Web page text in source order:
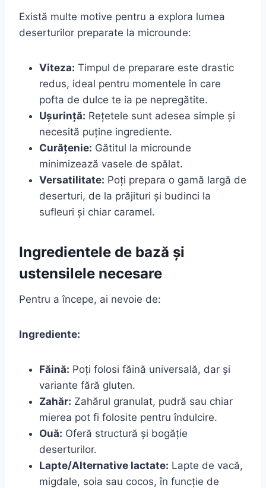
Există multe motive pentru a explora lumea
deserturilor preparate la microunde:
Viteza: Timpul de preparare este drastic
redus, ideal pentru momentele în care
pofta de dulce te ia pe nepregătite.
Ușurință: Rețetele sunt adesea simple și
necesită puține ingrediente.
Curățenie: Gătitul la microunde
minimizează vasele de spălat.
Versatilitate: Poți prepara o gamă largă de
deserturi, de la prăjituri și budinci la
sufleuri și chiar caramel.
Ingredientele de bază și
ustensilele necesare
Pentru a începe, ai nevoie de:
Ingrediente:
Făină: Poți folosi făină universală, dar și
variante fără gluten.
Zahăr: Zahărul granulat, pudră sau chiar
mierea pot fi folosite pentru îndulcire.
Ouă: Oferă structură și bogăție
deserturilor.
Lapte/Alternative lactate: Lapte de vacă,
migdale, soia sau cocos, în funcție de